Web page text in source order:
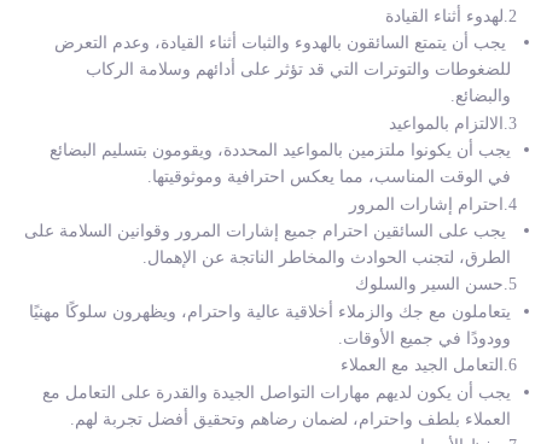
2.لهدوء أثناء القيادة
يجب أن يتمتع السائقون بالهدوء والثبات أثناء القيادة، وعدم التعرض
للضغوطات والتوترات التي قد تؤثر على أدائهم وسلامة الركاب
والبضائع.
3.الالتزام بالمواعيد
يجب أن يكونوا ملتزمين بالمواعيد المحددة، ويقومون بتسليم البضائع
في الوقت المناسب، مما يعكس احترافية وموثوقيتها.
4.احترام إشارات المرور
يجب على السائقين احترام جميع إشارات المرور وقوانين السلامة على
الطرق، لتجنب الحوادث والمخاطر الناتجة عن الإهمال.
5.حسن السير والسلوك
يتعاملون مع جك والزملاء أخلاقية عالية واحترام، ويظهرون سلوكًا مهنيًا
وودودًا في جميع الأوقات.
6.التعامل الجيد مع العملاء
يجب أن يكون لديهم مهارات التواصل الجيدة والقدرة على التعامل مع
العملاء بلطف واحترام، لضمان رضاهم وتحقيق أفضل تجربة لهم.